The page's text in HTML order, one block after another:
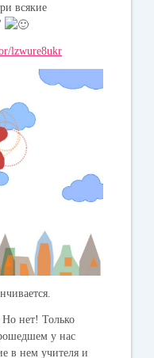
всякие
lzwure8ukr
Но нет! Только
у нас
в нем учителя и